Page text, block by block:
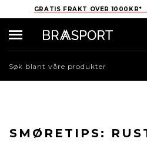
GRATIS FRAKT OVER 1000KR*
SMØRETIPS: